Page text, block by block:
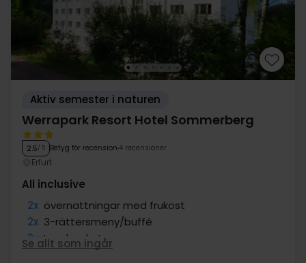
Aktiv semester i naturen
Werrapark Resort Hotel Sommerberg
2.5/ 5 Betyg för recension 4 recensioner
Erfurt
All inclusive
2x övernattningar med frukost
2x 3-rättersmeny/buffé
2x Lunchpaket
kaffe/te och kaka
Se allt som ingår